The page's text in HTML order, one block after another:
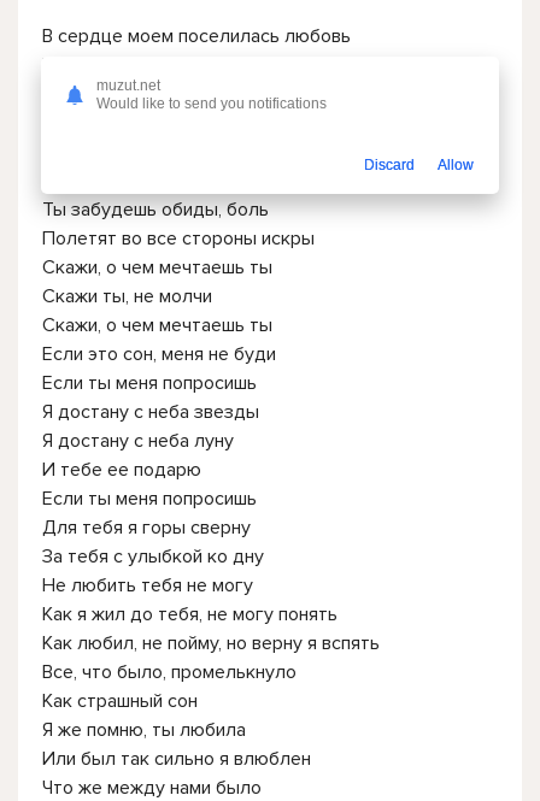
В сердце моем поселилась любовь
В голове о тебе все мысли
Я забыл про боль тех слов
Ты забудешь обиды, боль
Полетят во все стороны искры
Скажи, о чем мечтаешь ты
Скажи ты, не молчи
Скажи, о чем мечтаешь ты
Если это сон, меня не буди
Если ты меня попросишь
Я достану с неба звезды
Я достану с неба луну
И тебе ее подарю
Если ты меня попросишь
Для тебя я горы сверну
За тебя с улыбкой ко дну
Не любить тебя не могу
Как я жил до тебя, не могу понять
Как любил, не пойму, но верну я вспять
Все, что было, промелькнуло
Как страшный сон
Я же помню, ты любила
Или был так сильно я влюблен
Что же между нами было
muzut.net
Would like to send you notifications
Discard Allow